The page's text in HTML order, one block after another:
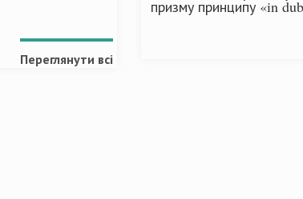
Переглянути всі
призму принципу «in